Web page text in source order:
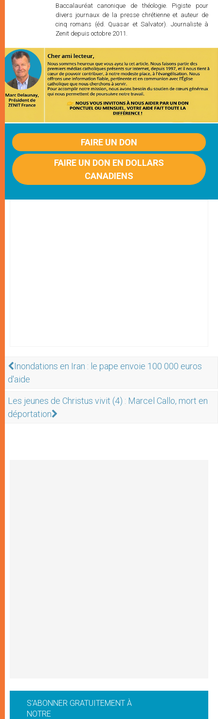
Baccalauréat canonique de théologie. Pigiste pour
divers journaux de la presse chrétienne et auteur de
cinq romans (éd. Quasar et Salvator). Journaliste à
Zenit depuis octobre 2011.
FAIRE UN DON
FAIRE UN DON EN DOLLARS
CANADIENS
Inondations en Iran : le pape envoie 100 000 euros
d'aide
Les jeunes de Christus vivit (4) : Marcel Callo, mort en
déportation
S'ABONNER GRATUITEMENT À
NOTRE